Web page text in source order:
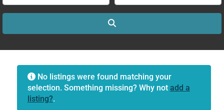
No listings were found matching your
selection. Something missing? Why not add a
listing?.